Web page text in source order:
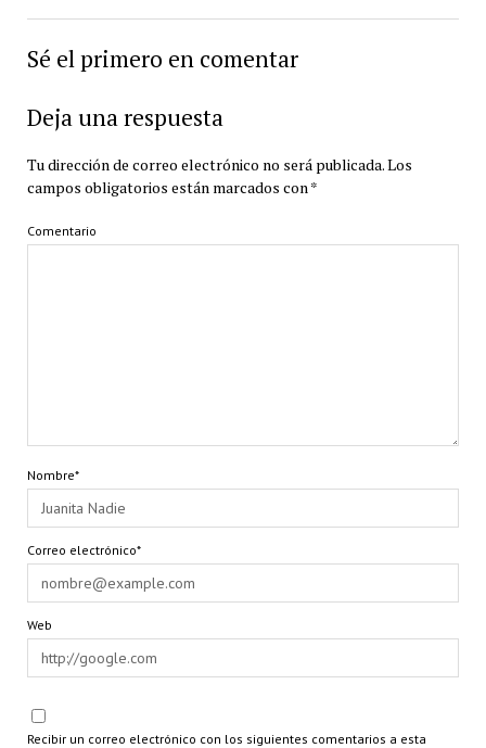
Sé el primero en comentar
Deja una respuesta
Tu dirección de correo electrónico no será publicada.Los
campos obligatorios están marcados con*
Comentario
Nombre*
Correo electrónico*
Web
Recibir un correo electrónico con los siguientes comentarios a esta